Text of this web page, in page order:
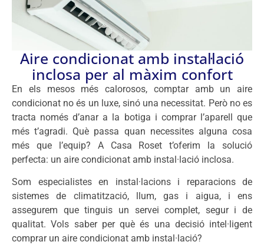
Aire condicionat amb instal·lació
inclosa per al màxim confort
En els mesos més calorosos, comptar amb un aire
condicionat no és un luxe, sinó una necessitat. Però no es
tracta només d’anar a la botiga i comprar l’aparell que
més t’agradi. Què passa quan necessites alguna cosa
més que l’equip? A Casa Roset t’oferim la solució
perfecta: un aire condicionat amb instal·lació inclosa.
Som especialistes en instal·lacions i reparacions de
sistemes de climatització, llum, gas i aigua, i ens
assegurem que tinguis un servei complet, segur i de
qualitat. Vols saber per què és una decisió intel·ligent
comprar un aire condicionat amb instal·lació?